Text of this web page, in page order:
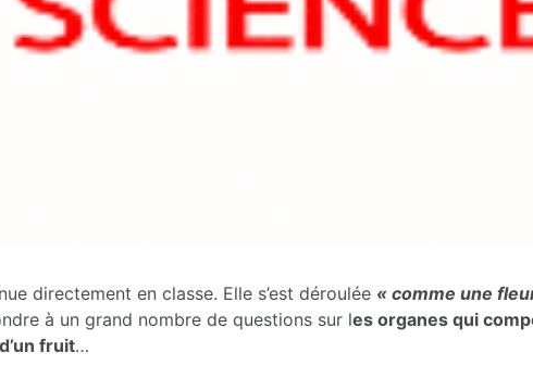
directement en classe. Elle s’est déroulée « comme une
à un grand nombre de questions sur les organes qui
fruit…